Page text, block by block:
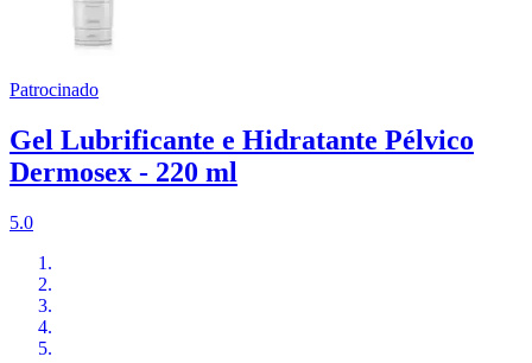
Patrocinado
Gel Lubrificante e Hidratante Pélvico
Dermosex - 220 ml
5.0